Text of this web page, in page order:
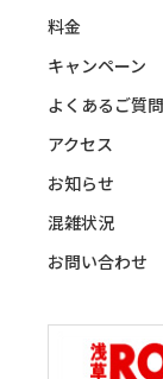
料金
キャンペーン
よくあるご質問
アクセス
お知らせ
混雑状況
お問い合わせ